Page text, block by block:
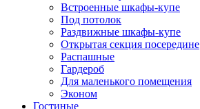
Встроенные шкафы-купе
Под потолок
Раздвижные шкафы-купе
Открытая секция посередине
Распашные
Гардероб
Для маленького помещения
Эконом
Гостиные